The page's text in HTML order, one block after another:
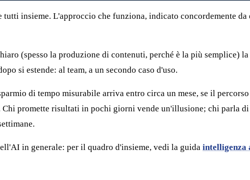
insieme. L'approccio che funziona, indicato concordemente
(spesso la produzione di contenuti, perché è la più semplice)
si estende: al team, a un secondo caso d'uso.
di tempo misurabile arriva entro circa un mese, se il
Chi promette risultati in pochi giorni vende un'illusione; chi parla
in generale: per il quadro d'insieme, vedi la guida intelligenza